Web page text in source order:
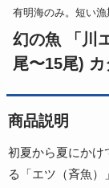
有明海のみ。短い漁
幻の魚 「川
尾〜15尾)
商品説明
初夏から夏にかけ
る「エツ（斉魚）」